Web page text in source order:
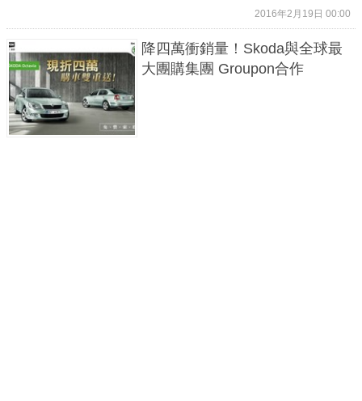
2016年2月19日 00:00
降四萬衝銷量！Skoda與全球最
大團購集團 Groupon合作